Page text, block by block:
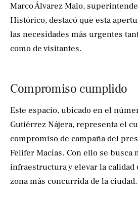
Marco Álvarez Malo,
Histórico, destacó que esta
las necesidades más urgentes
como de visitantes.
Compromiso cumplido
Este espacio, ubicado en el
Gutiérrez Nájera, representa el
compromiso de campaña del
Felifer Macías. Con ello se busca
infraestructura y elevar la calidad
zona más concurrida de la ciudad.